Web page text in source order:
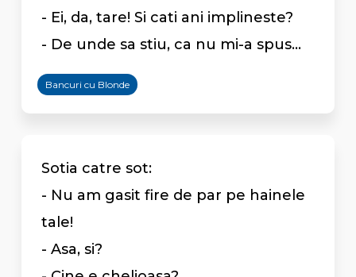
- Ei, da, tare! Si cati ani implineste?
- De unde sa stiu, ca nu mi-a spus...
Bancuri cu Blonde
Sotia catre sot:
- Nu am gasit fire de par pe hainele
tale!
- Asa, si?